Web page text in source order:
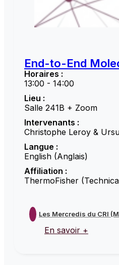
End-to-End
Horaires :
13:00 - 14:00
Lieu :
Salle 241B + Zoom
Intervenants :
Christophe Leroy &
Langue :
English (Anglais)
Affiliation :
ThermoFisher
Les Mercredis du CRI
En savoir +